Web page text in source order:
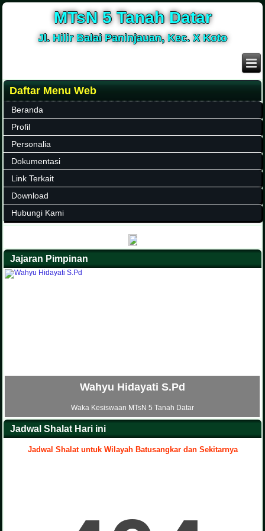
MTsN 5 Tanah Datar
Jl. Hilir Balai Paninjauan, Kec. X Koto
Daftar Menu Web
Beranda
Profil
Personalia
Dokumentasi
Link Terkait
Download
Hubungi Kami
Jajaran Pimpinan
Wahyu Hidayati S.Pd
Kesiswaan MTsN 5 Tanah Datar
Yenni Artati S.Pd
Jadwal Shalat Hari ini
Jadwal Shalat untuk Wilayah Batusangkar dan Sekitarnya